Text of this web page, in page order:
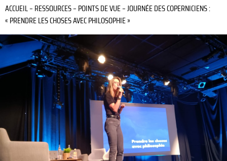
ACCUEIL– RESSOURCES– POINTS DE VUE–JOURNÉE DES COPERNICIENS :
« PRENDRE LES CHOSES AVEC PHILOSOPHIE »